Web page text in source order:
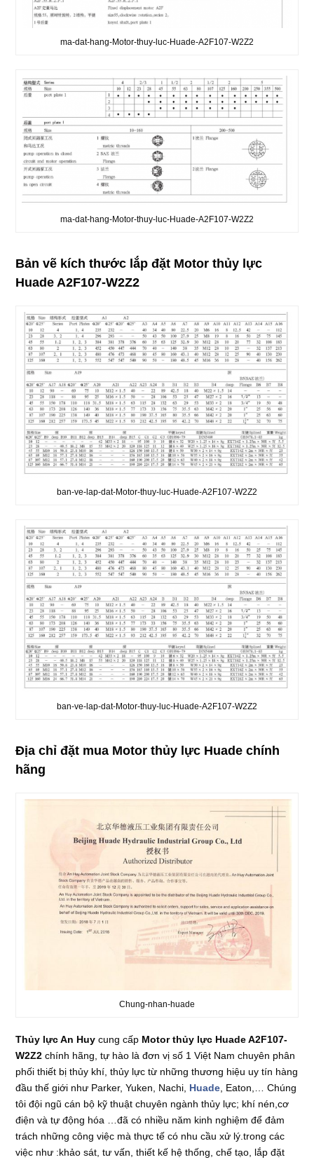
ma-dat-hang-Motor-thuy-luc-Huade-A2F107-W2Z2
ma-dat-hang-Motor-thuy-luc-Huade-A2F107-W2Z2
Bản vẽ kích thước lắp đặt Motor thủy lực
Huade A2F107-W2Z2
ban-ve-lap-dat-Motor-thuy-luc-Huade-A2F107-W2Z2
ban-ve-lap-dat-Motor-thuy-luc-Huade-A2F107-W2Z2
Địa chỉ đặt mua Motor thủy lực Huade chính
hãng
Chung-nhan-huade
Thủy lực An Huy cung cấp Motor thủy lực Huade A2F107-
W2Z2 chính hãng, tự hào là đơn vị số 1 Việt Nam chuyên phân
phối thiết bị thủy khí, thủy lực từ những thương hiệu uy tín hàng
đầu thế giới như Parker, Yuken, Nachi, Huade , Eaton,… Chúng
tôi đội ngũ cán bộ kỹ thuật chuyên ngành thủy lực; khí nén,cơ
điện và tự động hóa …đã có nhiều năm kinh nghiệm để đảm
trách những công việc mà thực tế có nhu cầu xử lý.trong các
việc như :khảo sát, tư vấn, thiết kế hệ thống, chế tạo, lắp đặt